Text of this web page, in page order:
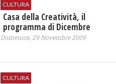
CULTURA
Casa della Creatività, il
programma di Dicembre
Domenica, 29 Novembre 2009
CULTURA